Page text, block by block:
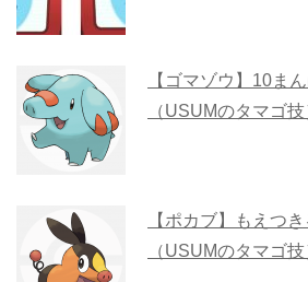
【ゴマゾウ】10ま
（USUMのタマゴ技
【ポカブ】もえつ
（USUMのタマゴ技